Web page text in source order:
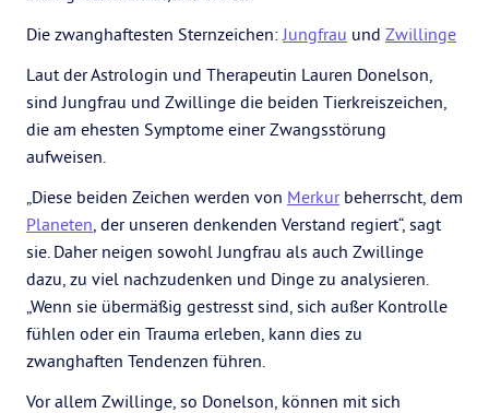
Die zwanghaftesten Sternzeichen:Jungfrau und Zwillinge
Laut der Astrologin und Therapeutin Lauren Donelson,
sind Jungfrau und Zwillinge die beiden Tierkreiszeichen,
die am ehesten Symptome einer Zwangsstörung
aufweisen.
„Diese beiden Zeichen werden von Merkurbeherrscht, dem
Planeten, der unseren denkenden Verstand regiert“, sagt
sie. Daher neigen sowohl Jungfrau als auch Zwillinge
dazu, zu viel nachzudenken und Dinge zu analysieren.
„Wenn sie übermäßig gestresst sind, sich außer Kontrolle
fühlen oder ein Trauma erleben, kann dies zu
zwanghaften Tendenzen führen.
Vor allem Zwillinge, so Donelson, können mit sich